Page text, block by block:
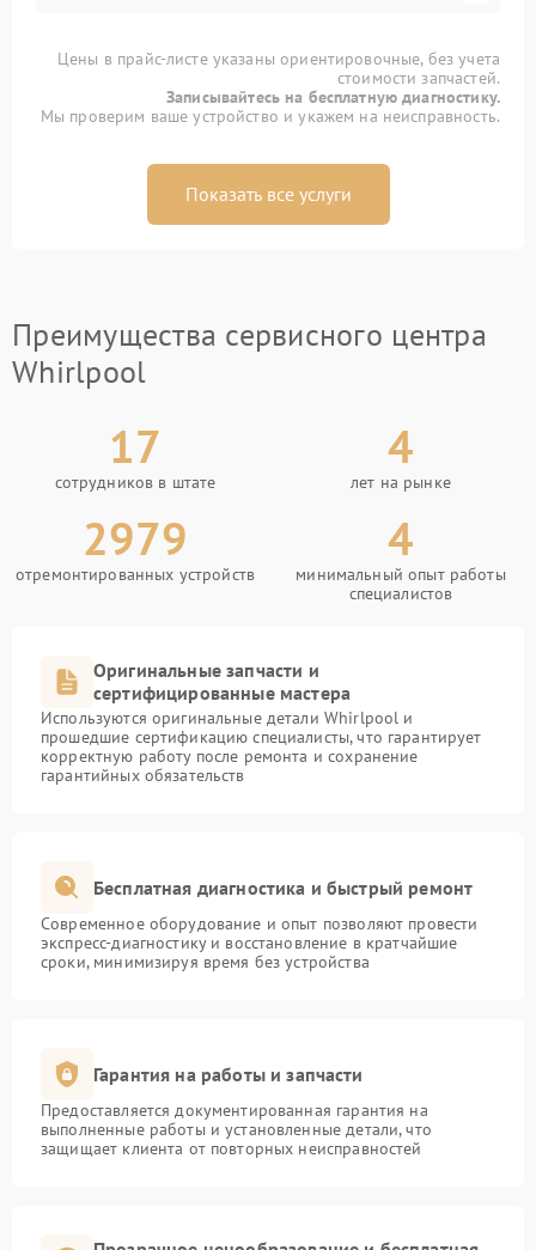
Цены в прайс-листе указаны ориентировочные, без учета
стоимости запчастей.
Записывайтесь на бесплатную диагностику.
Мы проверим ваше устройство и укажем на неисправность.
Показать все услуги
Преимущества сервисного центра
Whirlpool
17
сотрудников в штате
4
лет на рынке
2979
отремонтированных устройств
4
минимальный опыт работы
специалистов
Оригинальные запчасти и
сертифицированные мастера
Используются оригинальные детали Whirlpool и
прошедшие сертификацию специалисты, что гарантирует
корректную работу после ремонта и сохранение
гарантийных обязательств
Бесплатная диагностика и быстрый ремонт
Современное оборудование и опыт позволяют провести
экспресс-диагностику и восстановление в кратчайшие
сроки, минимизируя время без устройства
Гарантия на работы и запчасти
Предоставляется документированная гарантия на
выполненные работы и установленные детали, что
защищает клиента от повторных неисправностей